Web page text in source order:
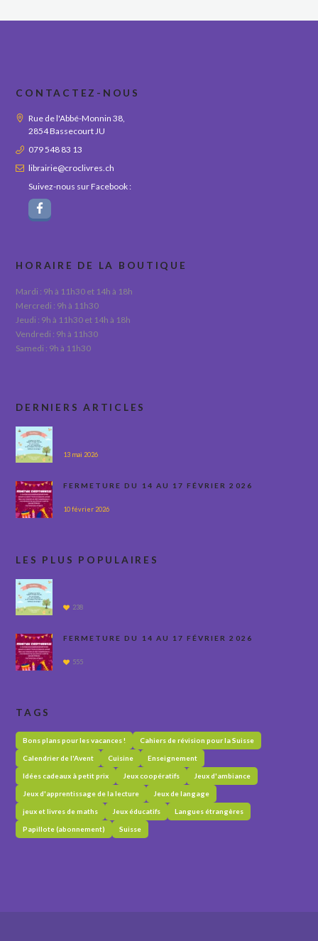
CONTACTEZ-NOUS
Rue de l'Abbé-Monnin 38,
2854 Bassecourt JU
079 548 83 13
librairie@croclivres.ch
Suivez-nous sur Facebook :
HORAIRE DE LA BOUTIQUE
Mardi : 9h à 11h30 et 14h à 18h
Mercredi : 9h à 11h30
Jeudi : 9h à 11h30 et 14h à 18h
Vendredi : 9h à 11h30
Samedi : 9h à 11h30
DERNIERS ARTICLES
13 mai 2026
FERMETURE DU 14 AU 17 FÉVRIER 2026
10 février 2026
LES PLUS POPULAIRES
238
FERMETURE DU 14 AU 17 FÉVRIER 2026
555
TAGS
Bons plans pour les vacances ! Cahiers de révision pour la Suisse
Calendrier de l'Avent Cuisine Enseignement
Idées cadeaux à petit prix Jeux coopératifs Jeux d'ambiance
Jeux d'apprentissage de la lecture Jeux de langage
jeux et livres de maths Jeux éducatifs Langues étrangères
Papillote (abonnement) Suisse